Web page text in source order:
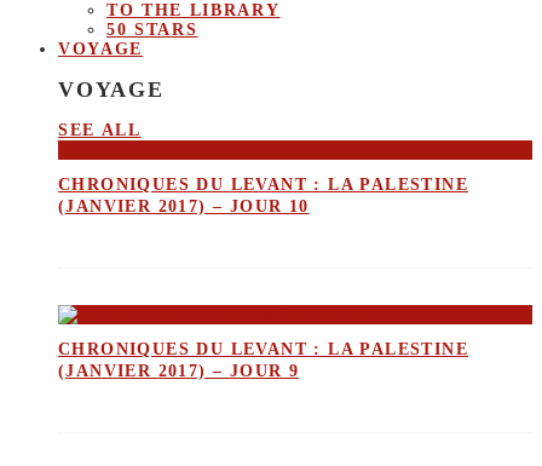
TO THE LIBRARY
50 STARS
VOYAGE
VOYAGE
SEE ALL
CHRONIQUES DU LEVANT : LA PALESTINE
(JANVIER 2017) – JOUR 10
CHRONIQUES DU LEVANT : LA PALESTINE
(JANVIER 2017) – JOUR 9